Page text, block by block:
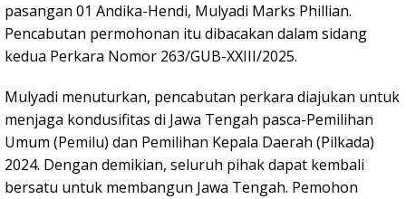
pasangan 01 Andika-Hendi, Mulyadi Marks Phillian.
Pencabutan permohonan itu dibacakan dalam sidang
kedua Perkara Nomor 263/GUB-XXIII/2025.
Mulyadi menuturkan, pencabutan perkara diajukan untuk
menjaga kondusifitas di Jawa Tengah pasca-Pemilihan
Umum (Pemilu) dan Pemilihan Kepala Daerah (Pilkada)
2024. Dengan demikian, seluruh pihak dapat kembali
bersatu untuk membangun Jawa Tengah. Pemohon